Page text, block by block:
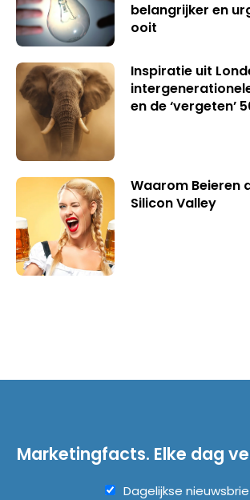
belangrijker en
ooit
Inspiratie uit
en de ‘vergeten’
Waarom Beieren
Silicon Valley
Marketingfacts. Elke dag
Dagelijkse